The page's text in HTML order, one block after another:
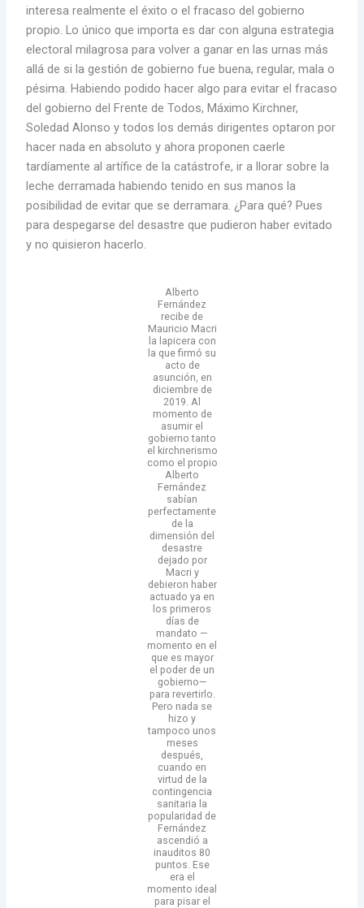
interesa realmente el éxito o el fracaso del gobierno
propio. Lo único que importa es dar con alguna estrategia
electoral milagrosa para volver a ganar en las urnas más
allá de si la gestión de gobierno fue buena, regular, mala o
pésima. Habiendo podido hacer algo para evitar el fracaso
del gobierno del Frente de Todos, Máximo Kirchner,
Soledad Alonso y todos los demás dirigentes optaron por
hacer nada en absoluto y ahora proponen caerle
tardíamente al artífice de la catástrofe, ir a llorar sobre la
leche derramada habiendo tenido en sus manos la
posibilidad de evitar que se derramara. ¿Para qué? Pues
para despegarse del desastre que pudieron haber evitado
y no quisieron hacerlo.
Alberto
Fernández
recibe de
Mauricio Macri
la lapicera con
la que firmó su
acto de
asunción, en
diciembre de
2019. Al
momento de
asumir el
gobierno tanto
el kirchnerismo
como el propio
Alberto
Fernández
sabían
perfectamente
de la
dimensión del
desastre
dejado por
Macri y
debieron haber
actuado ya en
los primeros
días de
mandato —
momento en el
que es mayor
el poder de un
gobierno—
para revertirlo.
Pero nada se
hizo y
tampoco unos
meses
después,
cuando en
virtud de la
contingencia
sanitaria la
popularidad de
Fernández
ascendió a
inauditos 80
puntos. Ese
era el
momento ideal
para pisar el